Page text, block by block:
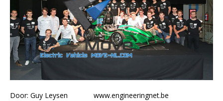
Door: Guy Leysen www.engineeringnet.be